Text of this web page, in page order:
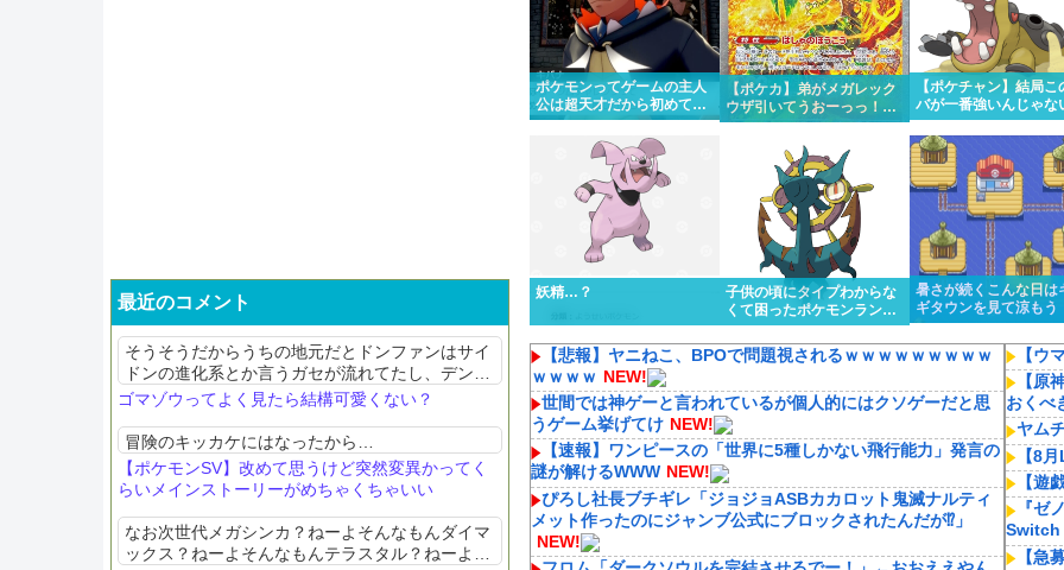
ポケモンってゲームの主人
公は超天才だから初めて出
場したポケモンリーグもさ
くっと優勝しちゃうけど…
【ポケカ】弟がメガレック
ウザ引いてうおーっっ！！
かっけー！！って一緒にな
ってるんだけど…
【ポケチャン】結局こ
バが一番強いんじゃな
か？
妖精…？
子供の頃にタイプわからな
くて困ったポケモンランキ
ング１位はる
暑さが続くこんな日は
ギタウンを見て涼もう
【悲報】ヤニねこ、BPOで問題視されるｗｗｗｗｗｗｗｗｗ
ｗｗｗｗ NEW!
世間では神ゲーと言われているが個人的にはクソゲーだと思
うゲーム挙げてけ NEW!
【速報】ワンピースの「世界に5種しかない飛行能力」発言の
謎が解けるWWW NEW!
ぴろし社長ブチギレ「ジョジョASBカカロット鬼滅ナルティ
メット作ったのにジャンブ公式にブロックされたんだが⁉」
NEW!
【ウ
【原
おくべ
ヤム
【8
【遊
『ゼ
Switch
【急
最近のコメント
そうそうだからうちの地元だとドンファンはサイ
ドンの進化系とか言うガセが流れてたし、デンリ
ュウはハクリューの分岐進化ってデマが流行って
ゴマゾウってよく見たら結構可愛くない？
冒険のキッカケにはなったから…
【ポケモンSV】改めて思うけど突然変異かってく
らいメインストーリーがめちゃくちゃいい
なお次世代メガシンカ？ねーよそんなもんダイマ
ックス？ねーよそんなもんテラスタル？ねーよそ